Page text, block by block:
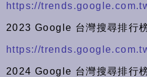
https://
2023 Google 台灣搜尋排行
https://
2024 Google 台灣搜尋排行